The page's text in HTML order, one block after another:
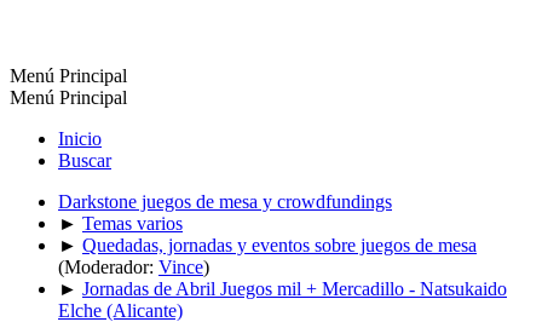
Menú Principal
Menú Principal
Inicio
Buscar
Darkstone juegos de mesa y crowdfundings
► Temas varios
► Quedadas, jornadas y eventos sobre juegos de mesa
(Moderador: Vince)
► Jornadas de Abril Juegos mil + Mercadillo - Natsukaido
Elche (Alicante)